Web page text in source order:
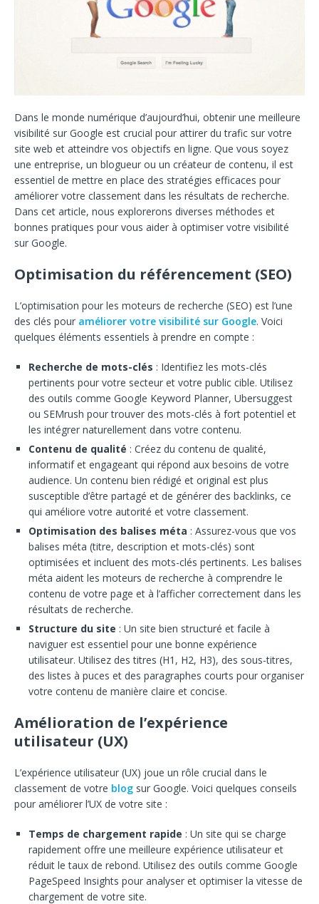
Dans le monde numérique d’aujourd’hui, obtenir une meilleure
visibilité sur Google est crucial pour attirer du trafic sur votre
site web et atteindre vos objectifs en ligne. Que vous soyez
une entreprise, un blogueur ou un créateur de contenu, il est
essentiel de mettre en place des stratégies efficaces pour
améliorer votre classement dans les résultats de recherche.
Dans cet article, nous explorerons diverses méthodes et
bonnes pratiques pour vous aider à optimiser votre visibilité
sur Google.
Optimisation du référencement (SEO)
L’optimisation pour les moteurs de recherche (SEO) est l’une
des clés pour améliorer votre visibilité sur Google. Voici
quelques éléments essentiels à prendre en compte :
Recherche de mots-clés : Identifiez les mots-clés
pertinents pour votre secteur et votre public cible. Utilisez
des outils comme Google Keyword Planner, Ubersuggest
ou SEMrush pour trouver des mots-clés à fort potentiel et
les intégrer naturellement dans votre contenu.
Contenu de qualité : Créez du contenu de qualité,
informatif et engageant qui répond aux besoins de votre
audience. Un contenu bien rédigé et original est plus
susceptible d’être partagé et de générer des backlinks, ce
qui améliore votre autorité et votre classement.
Optimisation des balises méta : Assurez-vous que vos
balises méta (titre, description et mots-clés) sont
optimisées et incluent des mots-clés pertinents. Les balises
méta aident les moteurs de recherche à comprendre le
contenu de votre page et à l’afficher correctement dans les
résultats de recherche.
Structure du site : Un site bien structuré et facile à
naviguer est essentiel pour une bonne expérience
utilisateur. Utilisez des titres (H1, H2, H3), des sous-titres,
des listes à puces et des paragraphes courts pour organiser
votre contenu de manière claire et concise.
Amélioration de l’expérience
utilisateur (UX)
L’expérience utilisateur (UX) joue un rôle crucial dans le
classement de votre blog sur Google. Voici quelques conseils
pour améliorer l’UX de votre site :
Temps de chargement rapide : Un site qui se charge
rapidement offre une meilleure expérience utilisateur et
réduit le taux de rebond. Utilisez des outils comme Google
PageSpeed Insights pour analyser et optimiser la vitesse de
chargement de votre site.